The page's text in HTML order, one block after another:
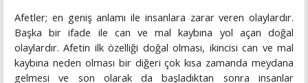
Afetler; en geniş anlamı ile insanlara zarar veren olaylardır.
Başka bir ifade ile can ve mal kaybına yol açan doğal
olaylardır. Afetin ilk özelliği doğal olması, ikincisi can ve mal
kaybına neden olması bir diğeri çok kısa zamanda meydana
gelmesi ve son olarak da başladıktan sonra insanlar